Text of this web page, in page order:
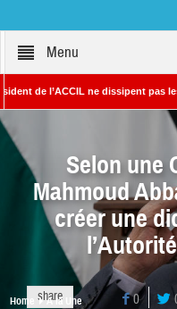
Menu
l’ACCIL ne dissipent pas les
– Rédacteur en chef d’Israël
Selon une
Mahmoud
créer une
share 0
Home A la Une